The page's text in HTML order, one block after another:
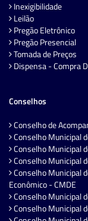
Inexigibilidade
Leilão
Pregão Eletrônico
Pregão Presencial
Tomada de Preços
Dispensa - Compra
Conselhos
Conselho de
Conselho Municipal
Conselho Municipal
Conselho Municipal
Conselho Municipal
Econômico - CMDE
Conselho Municipal
Conselho Municipal